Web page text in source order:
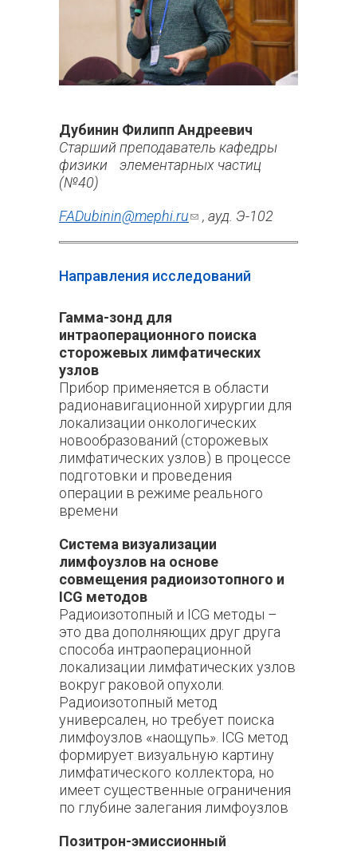
Дубинин Филипп Андреевич
Старший преподаватель кафедры
физики элементарных частиц
(№40)
FADubinin@mephi.ru(ссылка для
, ауд. Э-102
Направления исследований
Гамма-зонд для
интраоперационного поиска
сторожевых лимфатических
узлов
Прибор применяется в области
радионавигационной хирургии для
локализации онкологических
новообразований (сторожевых
лимфатических узлов) в процессе
подготовки и проведения
операции в режиме реального
времени
Система визуализации
лимфоузлов на основе
совмещения радиоизотопного и
ICG методов
Радиоизотопный и ICG методы –
это два дополняющих друг друга
способа интраоперационной
локализации лимфатических узлов
вокруг раковой опухоли.
Радиоизотопный метод
универсален, но требует поиска
лимфоузлов «наощупь». ICG метод
формирует визуальную картину
лимфатического коллектора, но
имеет существенные ограничения
по глубине залегания лимфоузлов
Позитрон-эмиссионный